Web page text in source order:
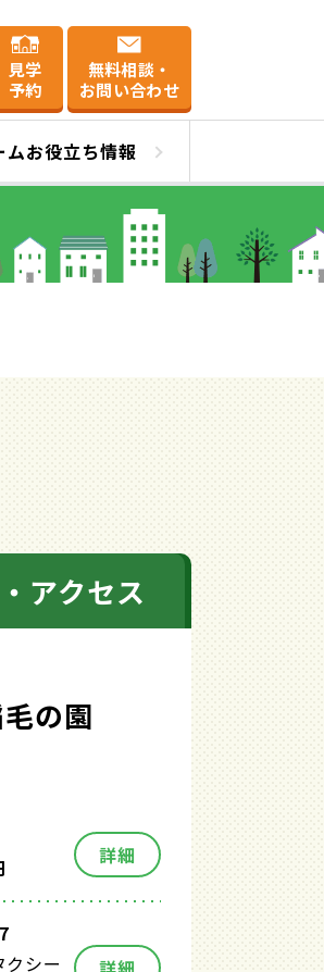
見学
予約
無料相談・
お問い合わせ
ムお役立ち情報
アクセス
の園
詳細
シー